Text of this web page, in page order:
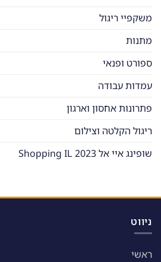
משקפיי ריגול
מתנות
ספורט ופנאי
עמדות עבודה
פתרונות אחסון וארגון
ריגול הקלטה וצילום
שופינג איי אל Shopping IL 2023
ניווט
ראשי